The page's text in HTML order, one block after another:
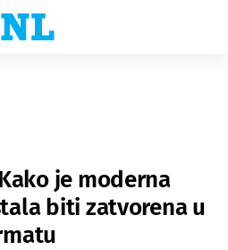
je moderna
biti zatvorena u